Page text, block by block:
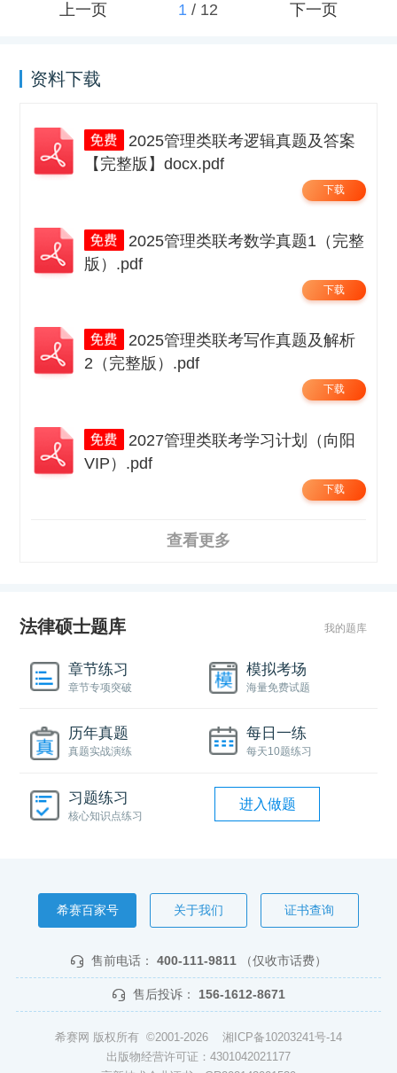
上一页 1 / 12 下一页
资料下载
2025管理类联考逻辑真题及答案
【完整版】docx.pdf
下载
2025管理类联考数学真题1（完整
版）.pdf
下载
2025管理类联考写作真题及解析
2（完整版）.pdf
下载
2027管理类联考学习计划（向阳
VIP）.pdf
下载
查看更多
法律硕士题库 我的题库
章节练习
章节专项突破
模拟考场
海量免费试题
历年真题
真题实战演练
每日一练
每天10题练习
习题练习
核心知识点练习
进入做题
希赛百家号 关于我们 证书查询
售前电话： 400-111-9811 （仅收市话费）
售后投诉： 156-1612-8671
希赛网 版权所有 ©2001-2026 湘ICP备10203241号-14
出版物经营许可证：4301042021177